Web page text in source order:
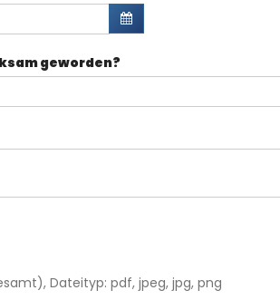
geworden?
Dateityp: pdf, jpeg, jpg, png